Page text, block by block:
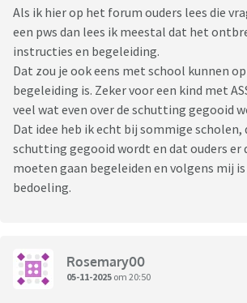
Als ik hier op het forum ouders lees die
een pws dan lees ik meestal dat het
instructies en begeleiding.
Dat zou je ook eens met school kunnen
begeleiding is. Zeker voor een kind met
veel wat even over de schutting gegooid
Dat idee heb ik echt bij sommige scholen,
schutting gegooid wordt en dat ouders er
moeten gaan begeleiden en volgens mij
bedoeling.
Rosemary00
05-11-2025 om 20:50